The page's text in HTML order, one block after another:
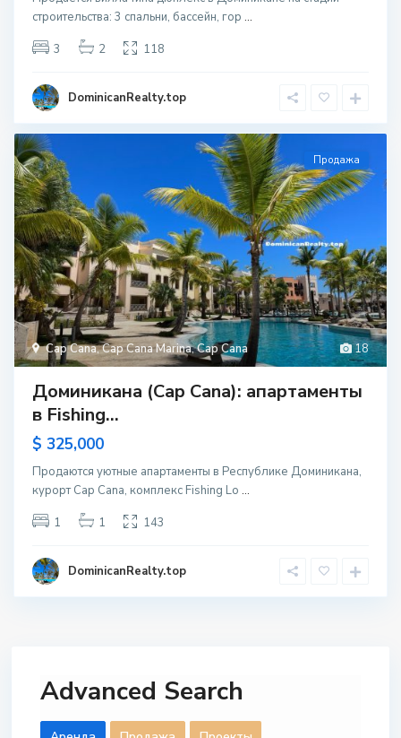
строительcтва: 3 спальни, бассейн, гор ...
3
2 118
DominicanRealty.top
18
Cap Cana,Cap Cana Marina,Cap Cana
Продажа
Доминикана (Cap Cana): апартаменты
в Fishing...
$ 325,000
Продаются уютные апартаменты в Республике Доминикана,
курорт Cap Cana, комплекс Fishing Lo ...
1
1 143
DominicanRealty.top
Advanced Search